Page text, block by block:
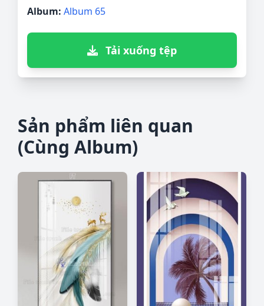
Album: Album 65
Tải xuống tệp
Sản phẩm liên quan
(Cùng Album)